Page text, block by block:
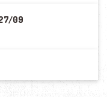
27/09